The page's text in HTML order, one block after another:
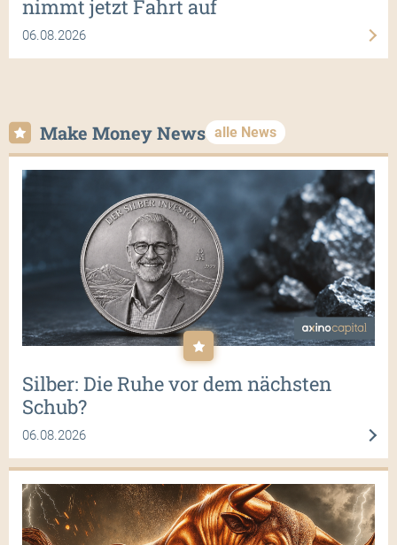
06.08.2026
nimmt jetzt Fahrt auf
Make Money News alle News
06.08.2026
Silber: Die Ruhe vor dem nächsten
Schub?